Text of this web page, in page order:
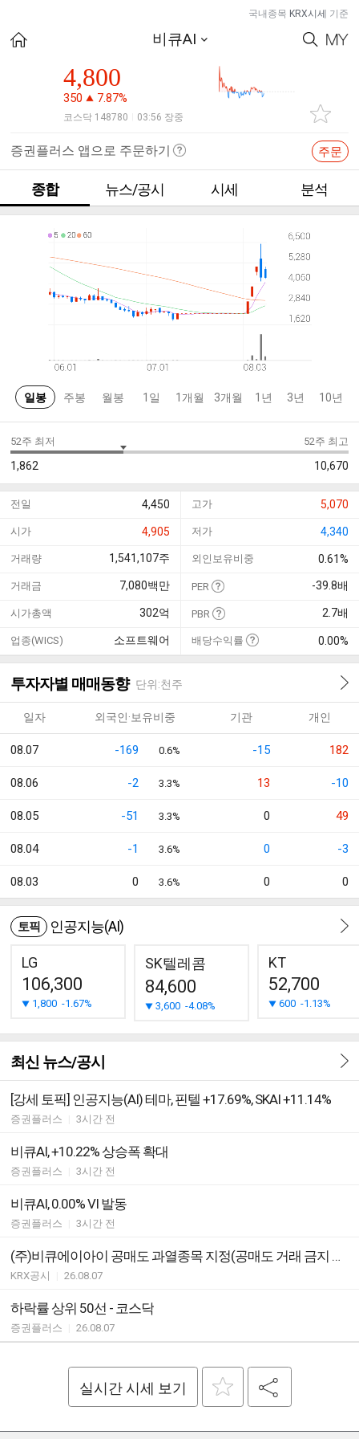
국내종목 KRX시세 기준
비큐AI
4,800
350 7.87%
코스닥 148780 03:56 장중
증권플러스 앱으로 주문하기 주문
종합 뉴스/공시 시세 분석
일봉 주봉 월봉 1일 1개월 3개월 1년 3년 10년
52주 최저
1,862
52주 최고
10,670
전일 4,450 고가 5,070
시가 4,905 저가 4,340
거래량 1,541,107주 외인보유비중 0.61%
거래금 7,080백만 PER -39.8배
시가총액 302억 PBR 2.7배
업종(WICS) 소프트웨어 배당수익률 0.00%
투자자별 매매동향 단위:천주
일자 외국인·보유비중 기관 개인
08.07 -169 0.6% -15 182
08.06 -2 3.3% 13 -10
08.05 -51 3.3% 0 49
08.04 -1 3.6% 0 -3
08.03 0 3.6% 0 0
토픽 인공지능(AI)
LG
106,300
1,800 -1.67%
SK텔레콤
84,600
3,600 -4.08%
KT
52,700
600 -1.13%
최신 뉴스/공시
[강세 토픽] 인공지능(AI) 테마, 핀텔 +17.69%, SKAI +11.14%
증권플러스 3시간 전
비큐AI, +10.22% 상승폭 확대
증권플러스 3시간 전
비큐AI, 0.00% VI 발동
증권플러스 3시간 전
(주)비큐에이아이 공매도 과열종목 지정(공매도 거래 금지 적용)
KRX공시 26.08.07
하락률 상위 50선 - 코스닥
증권플러스 26.08.07
실시간 시세 보기